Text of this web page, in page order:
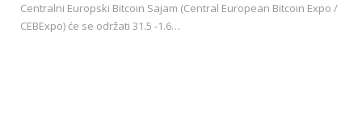
Centralni Europski Bitcoin Sajam (Central European Bitcoin Expo /
CEBExpo) će se održati 31.5 -1.6…